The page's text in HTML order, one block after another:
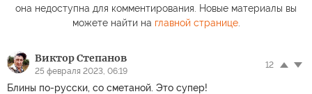
она недоступна для комментирования. Новые материалы вы
можете найти на главной странице.
Виктор Степанов
25 февраля 2023, 06:19
12
Блины по-русски, со сметаной. Это супер!